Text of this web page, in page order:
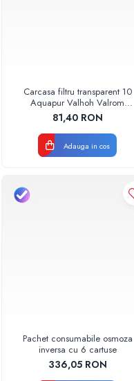
Carcasa filtru transparent 10
Aquapur Valhoh Valrom
AQUA00110001032
81,40 RON
Adauga in cos
Pachet consumabile osmoza
inversa cu 6 cartuse
336,05 RON